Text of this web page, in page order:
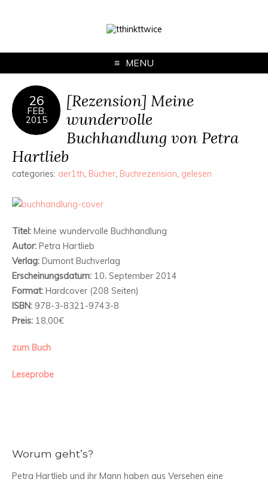
MENU
26
FEB.
2015
[Rezension] Meine
wundervolle
Buchhandlung von Petra
Hartlieb
categories: aer1th, Bücher, Buchrezension, gelesen
Titel: Meine wundervolle Buchhandlung
Autor: Petra Hartlieb
Verlag: Dumont Buchverlag
Erscheinungsdatum: 10. September 2014
Format: Hardcover (208 Seiten)
ISBN: 978-3-8321-9743-8
Preis: 18,00€
zum Buch
Leseprobe
Worum geht’s?
Petra Hartlieb und ihr Mann haben aus Versehen eine